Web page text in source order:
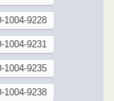
1004-9228
1004-9231
1004-9235
1004-9238